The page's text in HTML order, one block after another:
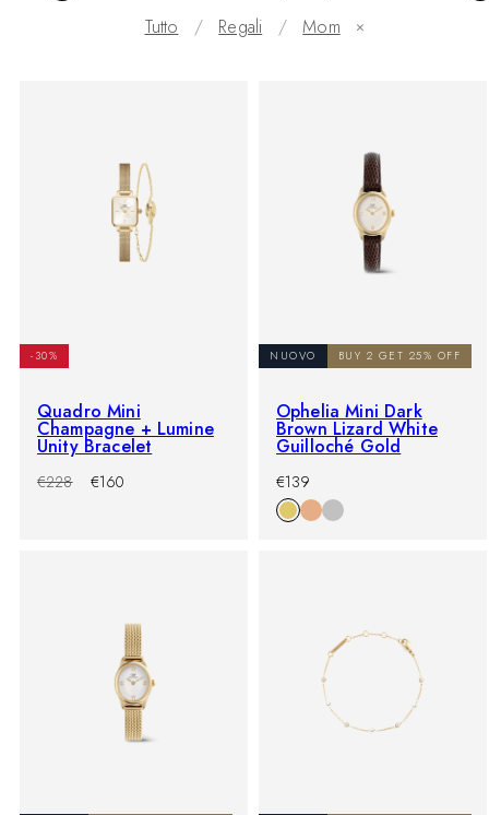
Tutto
Regali Mom ✕
-30%
Quadro Mini
Champagne + Lumine
Unity Bracelet
-30%
Prezzo
€228
Prezzo
€160
NUOVO BUY 2 GET 25% OFF
Ophelia Mini Dark
Brown Lizard White
Guilloché Gold
-
%
Prezzo
di
listino
€139